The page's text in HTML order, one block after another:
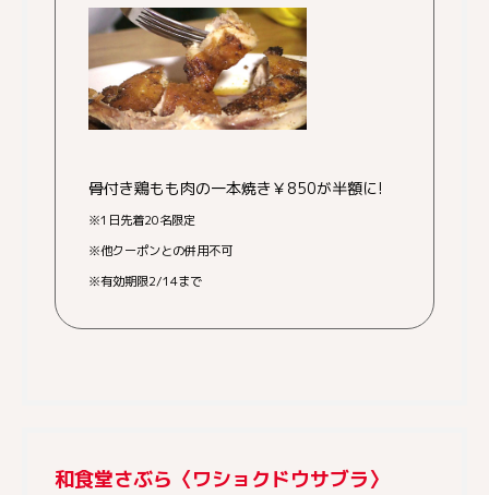
骨付き鶏もも肉の一本焼き￥850が半額に!
※1日先着20名限定
※他クーポンとの併用不可
※有効期限2/14まで
和食堂さぶら〈ワショクドウサブラ〉